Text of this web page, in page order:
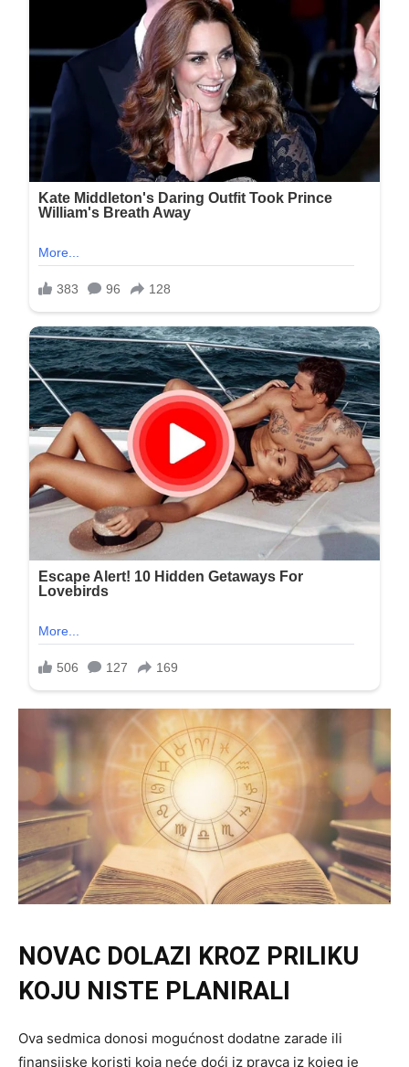
NOVAC DOLAZI KROZ PRILIKU
KOJU NISTE PLANIRALI
Ova sedmica donosi mogućnost dodatne zarade ili
finansijske koristi koja neće doći iz pravca iz kojeg je